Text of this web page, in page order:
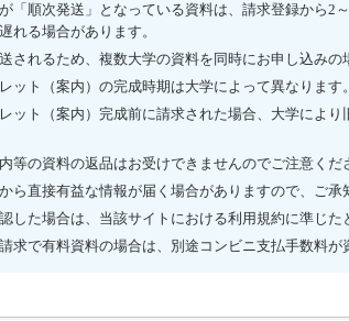
「順次発送」となっている資料は、請求登録から2
れる場合があります。
されるため、複数大学の資料を同時にお申し込みの
ット（案内）の完成時期は大学によって異なります
ット（案内）完成前に請求された場合、大学によ
等の資料の返品はお受けできませんのでご注意くだ
ら直接有益な情報が届く場合がありますので、ご承
した場合は、当該サイトにおける利用規約に準じた
求で有料資料の場合は、別途コンビニ支払手数料が